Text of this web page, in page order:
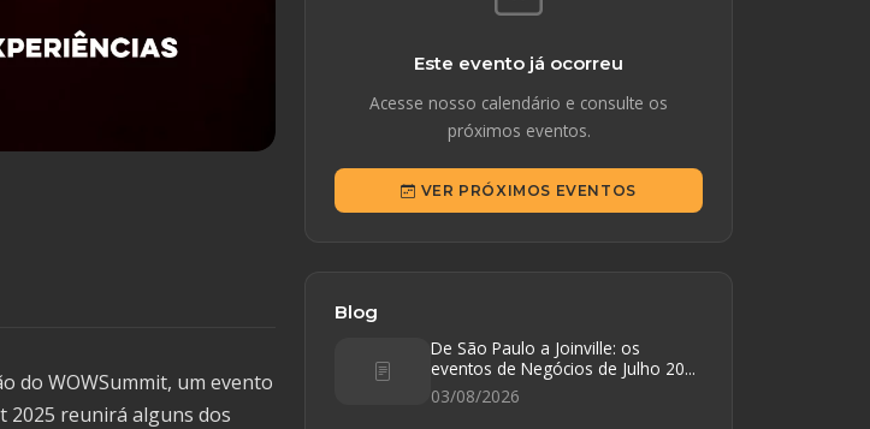
do WOWSummit, um evento
2025 reunirá alguns dos
Este evento já ocorreu
Acesse nosso calendário e consulte os
próximos eventos.
VER PRÓXIMOS EVENTOS
Blog
De São Paulo a Joinville: os
eventos de Negócios de Julho 20...
03/08/2026